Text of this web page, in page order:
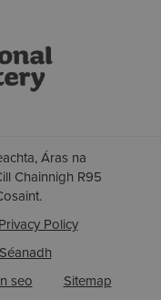
Áras na
Chainnigh R95
Policy
Séanadh
seo
Sitemap